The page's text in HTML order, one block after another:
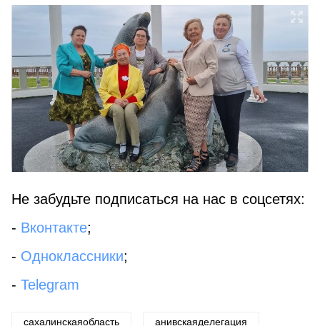
Не забудьте подписаться на нас в соцсетях:
- Вконтакте;
- Одноклассники;
- Telegram
сахалинскаяобласть анивскаяделегация